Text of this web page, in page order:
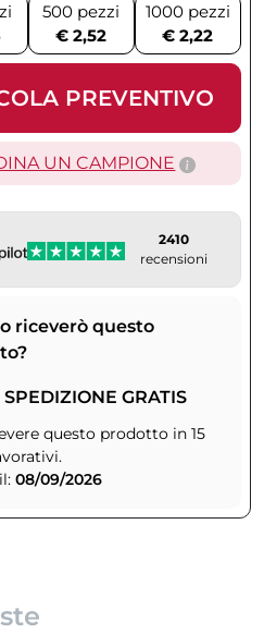
500 pezzi
€ 2,52
1000 pezzi
€ 2,22
PREVENTIVO
UN CAMPIONE
2410
recensioni
riceverò questo
SPEDIZIONE GRATIS
questo prodotto in 15
08/09/2026